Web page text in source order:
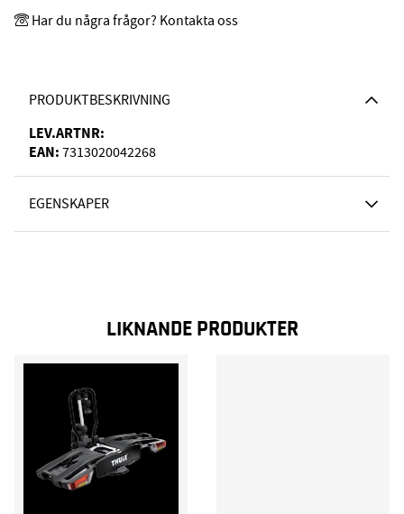
PRODUKTBESKRIVNING
LEV.ARTNR:
EAN: 7313020042268
EGENSKAPER
Har du några frågor? Kontakta oss
LIKNANDE PRODUKTER